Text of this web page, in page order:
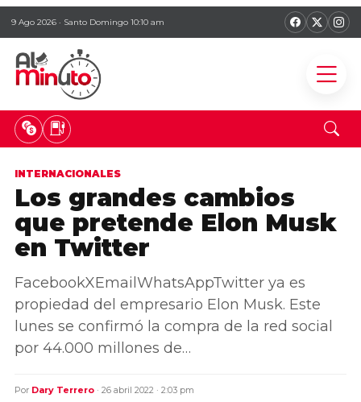
9 Ago 2026 · Santo Domingo 10:10 am
INTERNACIONALES
Los grandes cambios
que pretende Elon Musk
en Twitter
FacebookXEmailWhatsAppTwitter ya es
propiedad del empresario Elon Musk. Este
lunes se confirmó la compra de la red social
por 44.000 millones de…
Por Dary Terrero · 26 abril 2022 · 2:03 pm